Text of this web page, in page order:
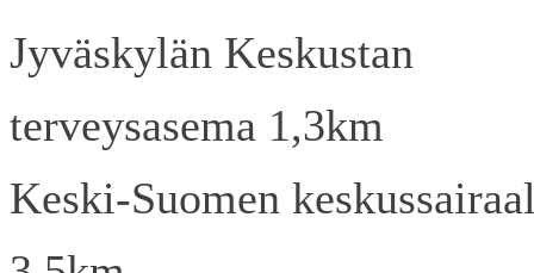
Jyväskylän Keskustan
terveysasema 1,3km
Keski-Suomen